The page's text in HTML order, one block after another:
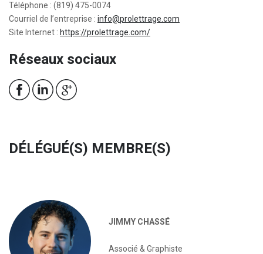
Téléphone : (819) 475-0074
Courriel de l’entreprise : info@prolettrage.com
Site Internet : https://prolettrage.com/
Réseaux sociaux
DÉLÉGUÉ(S) MEMBRE(S)
JIMMY CHASSÉ
Associé & Graphiste